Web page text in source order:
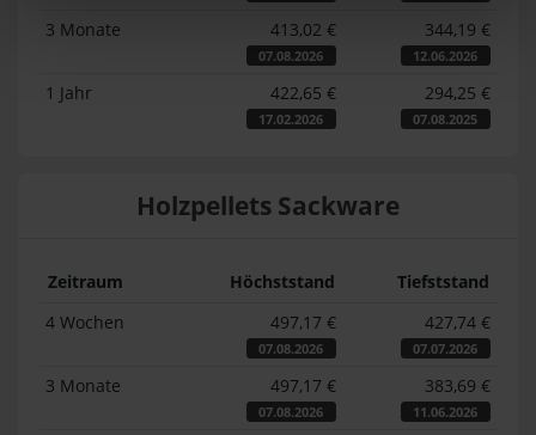
3 Monate 413,02 €
07.08.2026
344,19 €
12.06.2026
1 Jahr 422,65 €
17.02.2026
294,25 €
07.08.2025
Holzpellets Sackware
Zeitraum Höchststand
Tiefststand
4 Wochen
497,17 €
07.08.2026
427,74 €
07.07.2026
3 Monate 497,17 €
07.08.2026
383,69 €
11.06.2026